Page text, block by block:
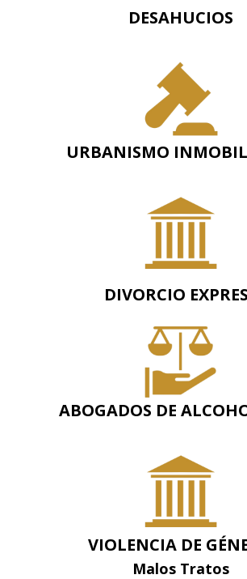
DESAHUCIOS
URBANISMO
DIVORCIO
ABOGADOS DE
VIOLENCIA DE
Malos Tratos